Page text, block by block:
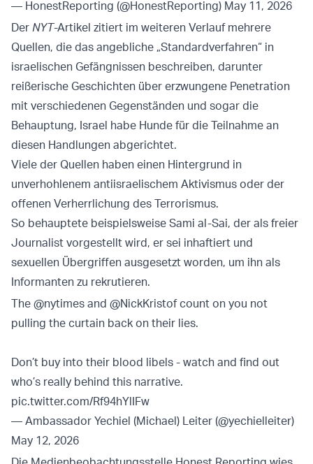
— HonestReporting (@HonestReporting) May 11, 2026
Der NYT-Artikel zitiert im weiteren Verlauf mehrere
Quellen, die das angebliche „Standardverfahren“ in
israelischen Gefängnissen beschreiben, darunter
reißerische Geschichten über erzwungene Penetration
mit verschiedenen Gegenständen und sogar die
Behauptung, Israel habe Hunde für die Teilnahme an
diesen Handlungen abgerichtet.
Viele der Quellen haben einen Hintergrund in
unverhohlenem antiisraelischem Aktivismus oder der
offenen Verherrlichung des Terrorismus.
So behauptete beispielsweise Sami al-Sai, der als freier
Journalist vorgestellt wird, er sei inhaftiert und
sexuellen Übergriffen ausgesetzt worden, um ihn als
Informanten zu rekrutieren.
The @nytimes and @NickKristofcount on you not
pulling the curtain back on their lies.
Don’t buy into their blood libels - watch and find out
who’s really behind this narrative.
pic.twitter.com/Rf94hYlIFw
— Ambassador Yechiel (Michael) Leiter (@yechielleiter)
May 12, 2026